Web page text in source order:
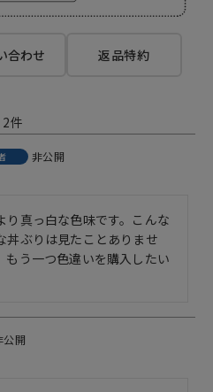
合わせ 返品特約
2
非公開
り真っ白な色味です。こんな
丼ぶりは見たことありませ
もう一つ色違いを購入したい
公開